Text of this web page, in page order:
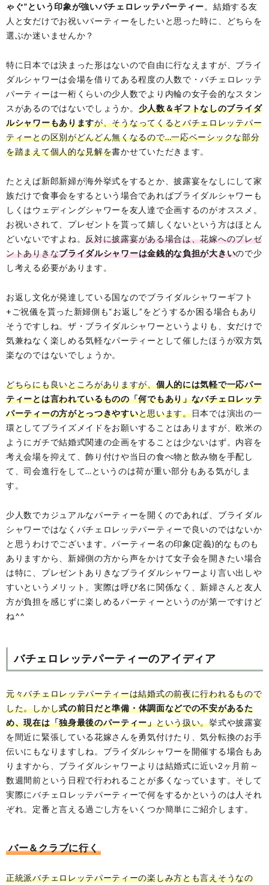
ゃぐ”という印象が強いバチェロレッテパーティー。結婚する友
人と女だけでお祝いパーティーをしたいと思った時に、どちらを
選ぶか迷いませんか？
特に日本では決まった形はないので自由に行なえますが、ブライ
ダルシャワーは会場を借りてある程度の人数で・バチェロレッテ
パーティーは一桁くらいの少人数でより内輪の女子会的なスタン
スがあるのではないでしょうか。 少人数＆ギフトなしのブライダ
ルシャワーもありますが、そうなってくるとバチェロレッテパー
ティーとの区別がどんどん無くなるので…一応ベーシックな部分
を踏まえて個人的な見解を書かせていただきます。
たとえば新郎新婦が海外挙式をするとか、披露宴をなしにして家
族だけで食事会をするという場合であればブライダルシャワーも
しくはウェディングシャワーを友人達で企画するのがオススメ。
お祝いされて、プレゼントを貰って嬉しくないという方はほとん
どいないですよね。反対に披露宴がある場合は、花嫁へのプレゼ
ントありきなブライダルシャワーは金銭的な負担が大きいので少
し考える必要があります。
お返し文化が発達している国なのでブライダルシャワーギフト
+ご祝儀を貰った新婦側も“お返し”をどうするか困る場合もあり
そうですしね。ザ・ブライダルシャワーというよりも、女だけで
気兼ねなく楽しめる気軽なパーティーとして催したほうが双方気
楽なのではないでしょうか。
どちらにも良いところがありますが、個人的には気軽で一応パー
ティーとは言われているものの「何でもあり」なバチェロレッテ
パーティーの方がとっつきやすいと思います。日本では演出の一
環としてブライズメイドをお願いすることはありますが、欧米の
ようにガチで結婚式関連の企画をすることは少ないはず。内容を
考え会場を抑えて、飾り付けや当日の食べ物と飲み物を手配し
て、司会進行をして…というのは荷が重い部分もある気がしま
す。
少人数でカジュアルなパーティーを開くのであれば、ブライダル
シャワーではなくバチェロレッテパーティーで良いのではないか
と思うわけでございます。パーティー名の印象(定義)的なものも
ありますから、新婦側の方から声をかけて女子会を開きたい場合
は特に、プレゼントありきなブライダルシャワーより言い出しや
すいというメリット。実際は呼び名に関係なく、新婦さんと友人
方が負担を感じずに楽しめるパーティーというのが第一ですけど
ね^^
バチェロレッテパーティーのアイディア
元々バチェロレッテパーティーは結婚式の前夜に行われるもので
した。しかし式の前日だと準備・体調面などでの不安があるた
め、現在は「独身最後のパーティー」という扱い。挙式や披露宴
を間近に緊張している花嫁さんを勇気付けたり、気分転換のお手
伝いにもなりますしね。ブライダルシャワーを開催する場合もあ
りますから、ブライダルシャワーよりは結婚式に近い2ヶ月前～
数週間前という日程で行われることが多くなっています。そして
実際にバチェロレッテパーティーで何をするかというのは人それ
ぞれ。定番と言える過ごし方をいくつか簡単にご紹介します。
バー＆クラブに行く
正統派バチェロレッテパーティーの楽しみ方とも言えそうなの